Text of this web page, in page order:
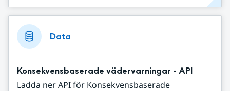
Data
Konsekvensbaserade vädervarningar - API
Ladda ner API för Konsekvensbaserade